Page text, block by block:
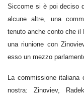
Siccome si è poi deciso
alcune altre, una
tenuto anche conto che il
una riunione con
esso un mezzo
La commissione
nostra: Zinoviev,